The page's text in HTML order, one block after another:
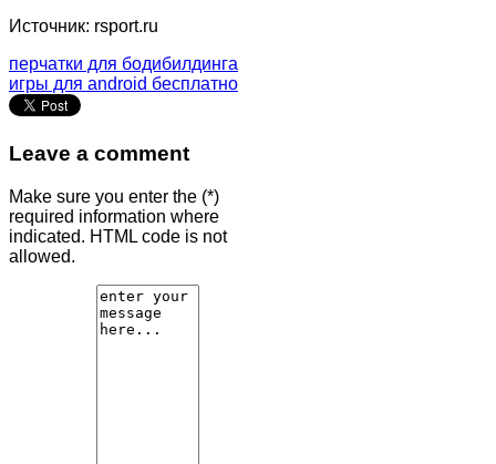
Источник: rsport.ru
перчатки для бодибилдинга
игры для android бесплатно
Leave a comment
Make sure you enter the (*)
required information where
indicated. HTML code is not
allowed.